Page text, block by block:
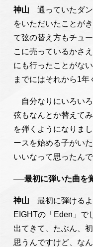
神山通っていたダ
をいただいたことが
て弦の替え方もチュ
こに売っているかさ
にも行ったことがな
までにはそれから1年
自分なりにいろいろ
弦もなんとか替えて
を弾くようになりま
ースを始める子がい
いいなって思ったんで
──最初に弾いた曲を
神山最初に弾ける
EIGHTの「Eden」で
出てきて、たぶん、
思うんですけど、な